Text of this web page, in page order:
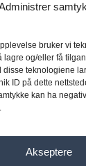
bruker vi
lagre og/eller få
disse teknologiene
ID på dette
kan ha
Akseptere
Hjem
Butikk
Girkasse